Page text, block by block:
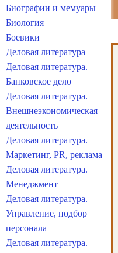
Биографии и мемуары
Биология
Боевики
Деловая литература
Деловая литература.
Банковское дело
Деловая литература.
Внешнеэкономическая
деятельность
Деловая литература.
Маркетинг, PR, реклама
Деловая литература.
Менеджмент
Деловая литература.
Управление, подбор
персонала
Деловая литература.